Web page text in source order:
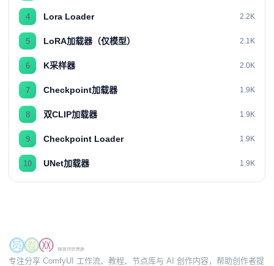
4 Lora Loader 2.2K
5 LoRA加载器（仅模型） 2.1K
6 K采样器 2.0K
7 Checkpoint加载器 1.9K
8 双CLIP加载器 1.9K
9 Checkpoint Loader 1.9K
10 UNet加载器 1.9K
专注分享 ComfyUI 工作流、教程、节点库与 AI 创作内容，帮助创作者提